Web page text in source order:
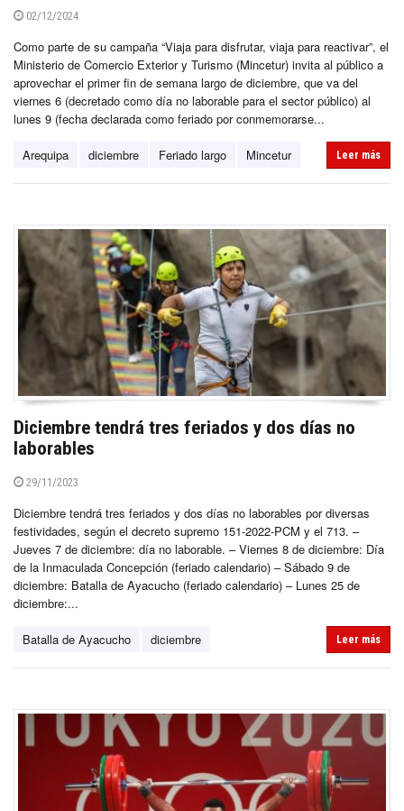
02/12/2024
Como parte de su campaña “Viaja para disfrutar, viaja para reactivar”, el
Ministerio de Comercio Exterior y Turismo (Mincetur) invita al público a
aprovechar el primer fin de semana largo de diciembre, que va del
viernes 6 (decretado como día no laborable para el sector público) al
lunes 9 (fecha declarada como feriado por conmemorarse...
Arequipa diciembre Feriado largo Mincetur Leer más
Diciembre tendrá tres feriados y dos días no
laborables
29/11/2023
Diciembre tendrá tres feriados y dos días no laborables por diversas
festividades, según el decreto supremo 151-2022-PCM y el 713. –
Jueves 7 de diciembre: día no laborable. – Viernes 8 de diciembre: Día
de la Inmaculada Concepción (feriado calendario) – Sábado 9 de
diciembre: Batalla de Ayacucho (feriado calendario) – Lunes 25 de
diciembre:...
Batalla de Ayacucho diciembre Leer más